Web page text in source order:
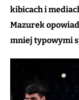
kibicach i
Mazurek
mniej typowymi